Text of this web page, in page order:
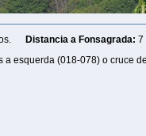
Distancia a Fonsagrada: 7
a esquerda (018-078) o cruce